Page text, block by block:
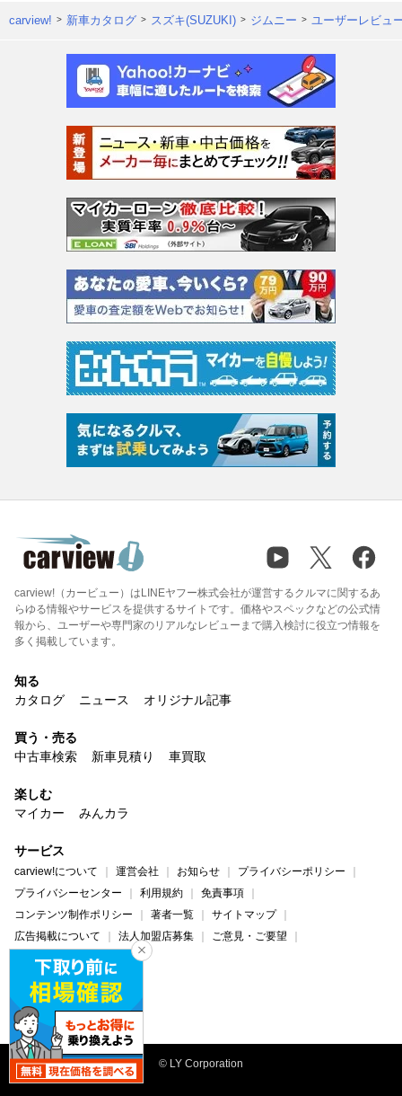
carview! 新車カタログ スズキ(SUZUKI) ジムニー ユーザーレビュ
carview!（カービュー）はLINEヤフー株式会社が運営するクルマに関するあ
らゆる情報やサービスを提供するサイトです。価格やスペックなどの公式情
報から、ユーザーや専門家のリアルなレビューまで購入検討に役立つ情報を
多く掲載しています。
知る
カタログ
ニュース オリジナル記事
買う・売る
中古車検索
新車見積り 車買取
楽しむ
マイカー
みんカラ
サービス
carview!について 運営会社 お知らせ
プライバシーポリシー
プライバシーセンター
利用規約
免責事項
コンテンツ制作ポリシー
著者一覧
サイトマップ
広告掲載について
法人加盟店募集
ご意見・ご要望
ヘルプ・お問い合わせ
carview! Yahoo! JAPAN
© LY Corporation